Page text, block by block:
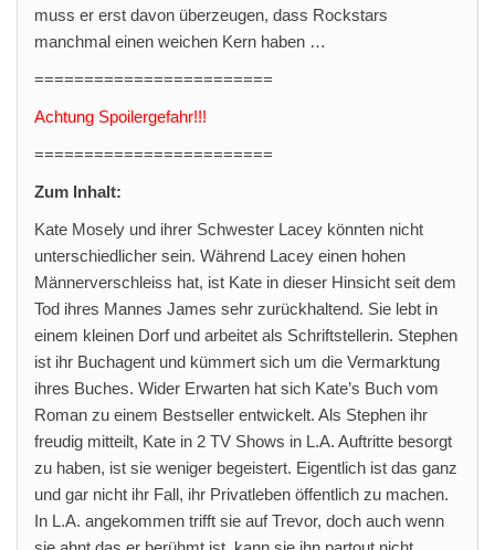
muss er erst davon überzeugen, dass Rockstars
manchmal einen weichen Kern haben …
========================
Achtung Spoilergefahr!!!
========================
Zum Inhalt:
Kate Mosely und ihrer Schwester Lacey könnten nicht
unterschiedlicher sein. Während Lacey einen hohen
Männerverschleiss hat, ist Kate in dieser Hinsicht seit dem
Tod ihres Mannes James sehr zurückhaltend. Sie lebt in
einem kleinen Dorf und arbeitet als Schriftstellerin. Stephen
ist ihr Buchagent und kümmert sich um die Vermarktung
ihres Buches. Wider Erwarten hat sich Kate’s Buch vom
Roman zu einem Bestseller entwickelt. Als Stephen ihr
freudig mitteilt, Kate in 2 TV Shows in L.A. Auftritte besorgt
zu haben, ist sie weniger begeistert. Eigentlich ist das ganz
und gar nicht ihr Fall, ihr Privatleben öffentlich zu machen.
In L.A. angekommen trifft sie auf Trevor, doch auch wenn